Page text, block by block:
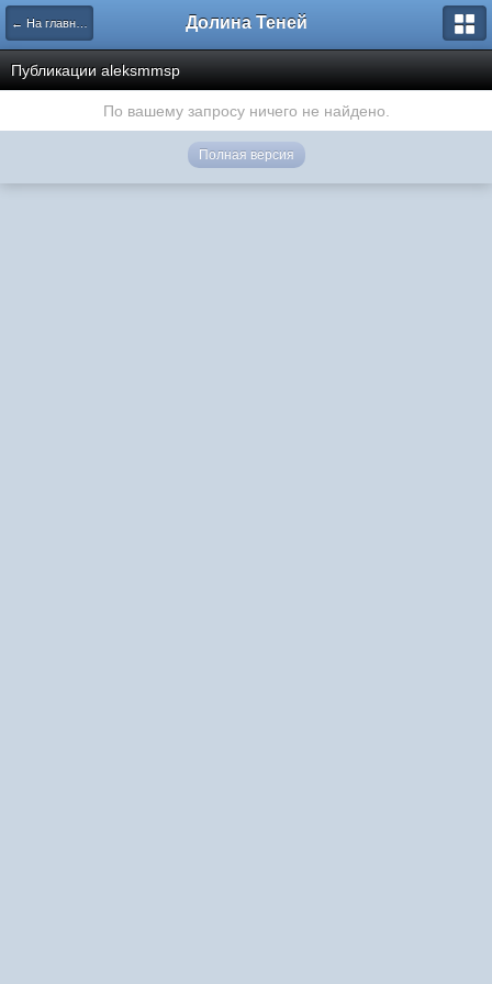
← На главную Долина Теней
Публикации aleksmmsp
По вашему запросу ничего не найдено.
Полная версия